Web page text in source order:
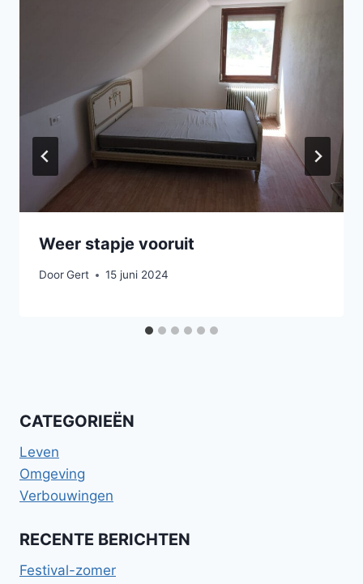
Weer stapje vooruit
DoorGert 15 juni 2024
CATEGORIEËN
Leven
Omgeving
Verbouwingen
RECENTE BERICHTEN
Festival-zomer